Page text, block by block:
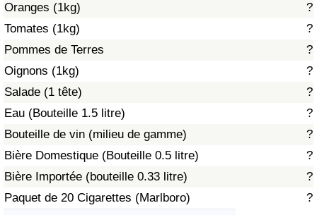
Oranges (1kg)
?
Tomates (1kg)
?
Pommes de Terres
?
Oignons (1kg)
?
Salade (1 tête)
?
Eau (Bouteille 1.5 litre)
?
Bouteille de vin (milieu de gamme)
?
Bière Domestique (Bouteille 0.5 litre)
?
Bière Importée (bouteille 0.33 litre)
?
Paquet de 20 Cigarettes (Marlboro)
?
Indice de pollution
Indice de Pollution par Pays
Trafic
Indice de Trafic
Indice de Trafic (Actuel)
Indice de Trafic par Pays